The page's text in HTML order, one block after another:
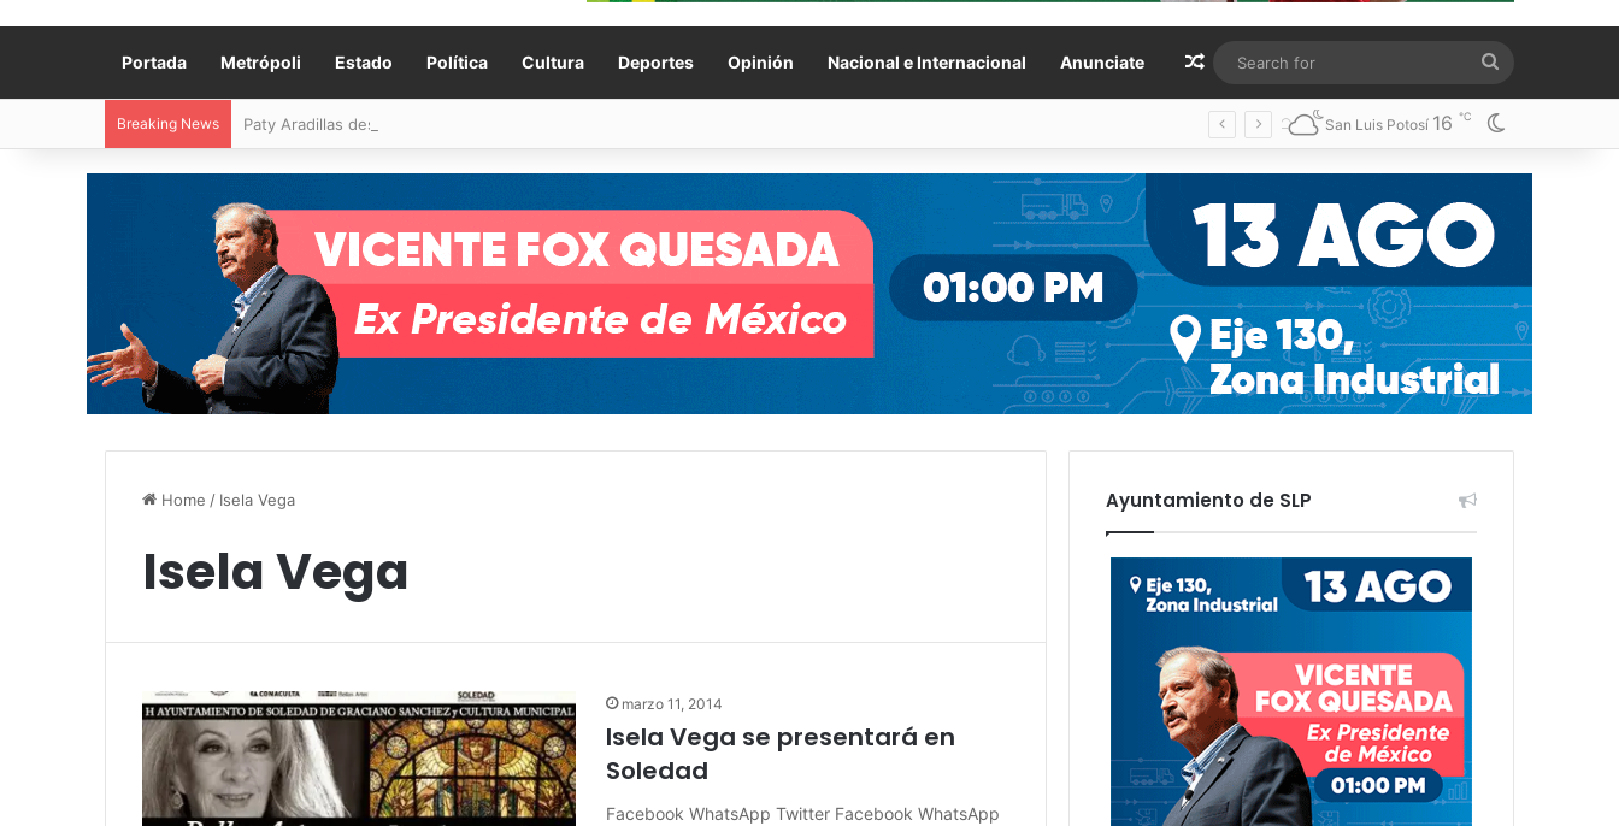
Portada Metrópoli Estado Política Cultura Deportes Opinión Nacional e Internacional Anunciate Random Article
for
Breaking News Paty Aradillas destaca impacto del nuevo desnivel de Circuito Potosí en la movilidad de Villa de Pozos San Luis Potosí 16 ℃
Home / Isela Vega
Isela Vega
marzo 11, 2014
Isela Vega se presentará en
Soledad
Facebook WhatsApp Twitter Facebook WhatsApp
Ayuntamiento de SLP